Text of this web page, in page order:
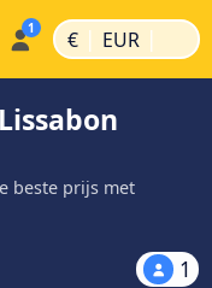
€ | EUR |
beste prijs met
1